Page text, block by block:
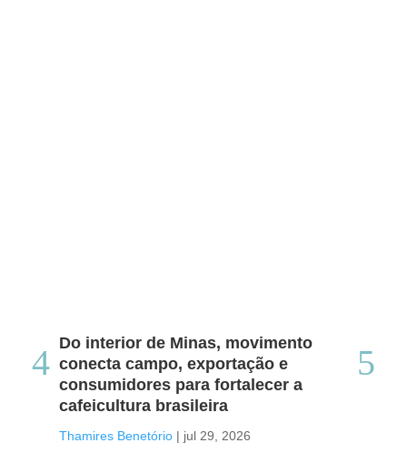
Do interior de Minas, movimento
conecta campo, exportação e
consumidores para fortalecer a
cafeicultura brasileira
Thamires Benetório | jul 29, 2026